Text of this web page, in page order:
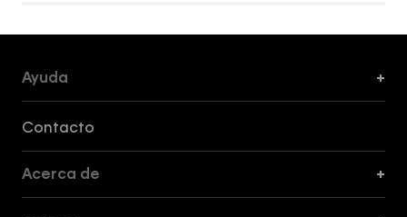
Ayuda +
Contacto
Acerca de +